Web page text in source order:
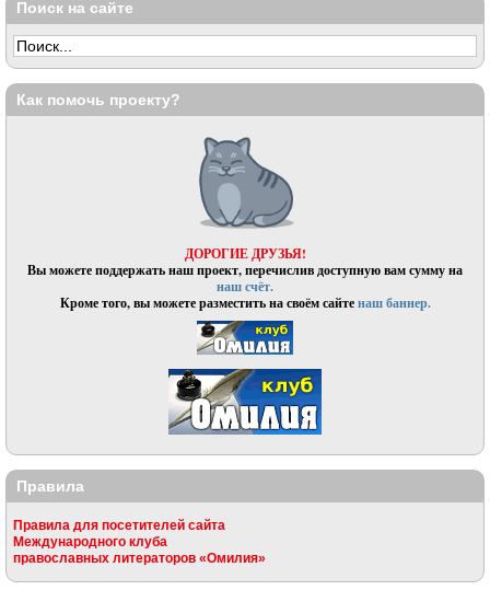
Поиск на сайте
Как помочь проекту?
ДОРОГИЕ ДРУЗЬЯ!
Вы можете поддержать наш проект, перечислив доступную вам сумму на
наш счёт.
Кроме того, вы можете разместить на своём сайтенаш баннер.
Правила
Правила для посетителей сайта
Международного клуба
православных литераторов «Омилия»